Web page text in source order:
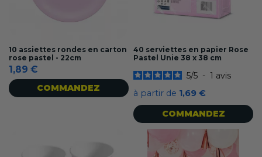
10 assiettes rondes en carton
rose pastel - 22cm
1,89 €
COMMANDEZ
40 serviettes en papier Rose
Pastel Unie 38 x 38 cm
5/5 - 1 avis
à partir de 1,69 €
COMMANDEZ